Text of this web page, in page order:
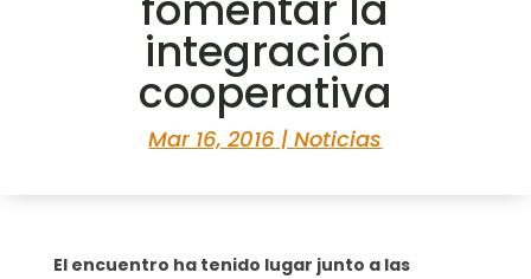
integración
cooperativa
Mar 16, 2016 |Noticias
El encuentro ha tenido lugar junto a las